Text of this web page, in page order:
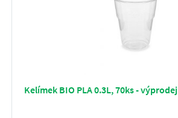
Kelímek BIO PLA 0.3L, 70ks - výprodej